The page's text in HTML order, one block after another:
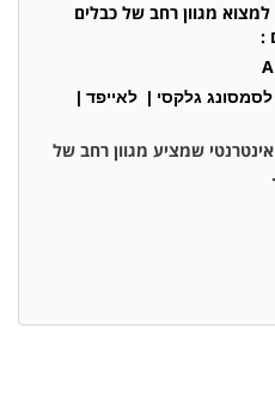
למצוא מגוון רחב של כבלים
:
לסמסונג גלקסי | לאייפד |
שמציע מגוון רחב של